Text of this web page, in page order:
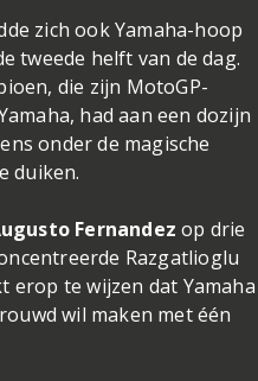
zich ook Yamaha-hoop
tweede helft van de dag.
die zijn MotoGP-
had aan een dozijn
onder de magische
duiken.
Fernandez op drie
Razgatlioglu
erop te wijzen dat Yamaha
wil maken met één